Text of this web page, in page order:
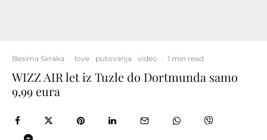
Besima Svraka · love putovanja video · 1 min read
WIZZ AIR let iz Tuzle do Dortmunda samo
9,99 eura